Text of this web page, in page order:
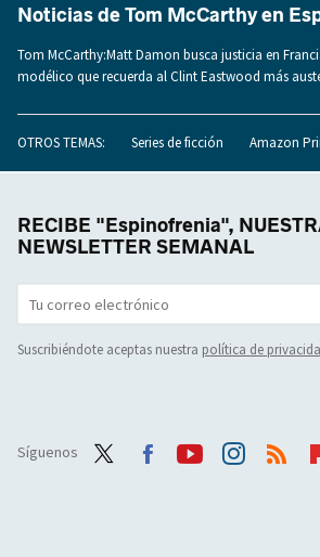
Noticias de Tom McCarthy en
Tom McCarthy:Matt Damon busca justicia en
modélico que recuerda al Clint Eastwood más
OTROS TEMAS: Series de ficción Amazon
RECIBE "Espinofrenia",
NEWSLETTER SEMANAL
Suscribiéndote aceptas nuestra política de
Síguenos